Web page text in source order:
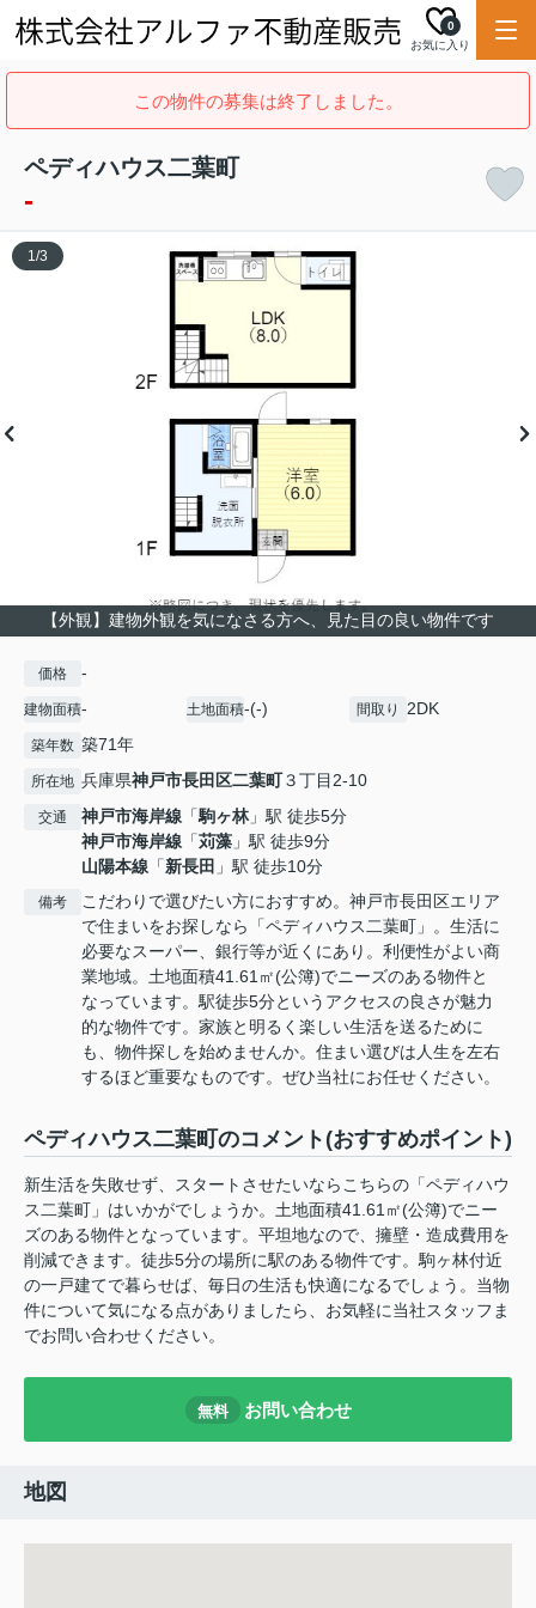
お気に入り
0
この物件の募集は終了しました。
ペディハウス二葉町
-
【外観】建物外観を気になさる方へ、見た目の良い物件です
1/3
価格 -
建物面積- 土地面積-(-) 間取り 2DK
築年数 築71年
所在地 兵庫県神戸市長田区二葉町３丁目2-10
交通 神戸市海岸線 「駒ヶ林」駅 徒歩5分
神戸市海岸線 「苅藻 」駅 徒歩9分
山陽本線 「新長田 」駅 徒歩10分
備考
こだわりで選びたい方におすすめ。神戸市長田区エリア
で住まいをお探しなら「ペディハウス二葉町」。生活に
必要なスーパー、銀行等が近くにあり。利便性がよい商
業地域。土地面積41.61㎡(公簿)でニーズのある物件と
なっています。駅徒歩5分というアクセスの良さが魅力
的な物件です。家族と明るく楽しい生活を送るために
も、物件探しを始めませんか。住まい選びは人生を左右
するほど重要なものです。ぜひ当社にお任せください。
ペディハウス二葉町のコメント(おすすめポイント)
新生活を失敗せず、スタートさせたいならこちらの「ペディハウ
ス二葉町」はいかがでしょうか。土地面積41.61㎡(公簿)でニー
ズのある物件となっています。平坦地なので、擁壁・造成費用を
削減できます。徒歩5分の場所に駅のある物件です。駒ヶ林付近
の一戸建てで暮らせば、毎日の生活も快適になるでしょう。当物
件について気になる点がありましたら、お気軽に当社スタッフま
でお問い合わせください。
無料 お問い合わせ
地図